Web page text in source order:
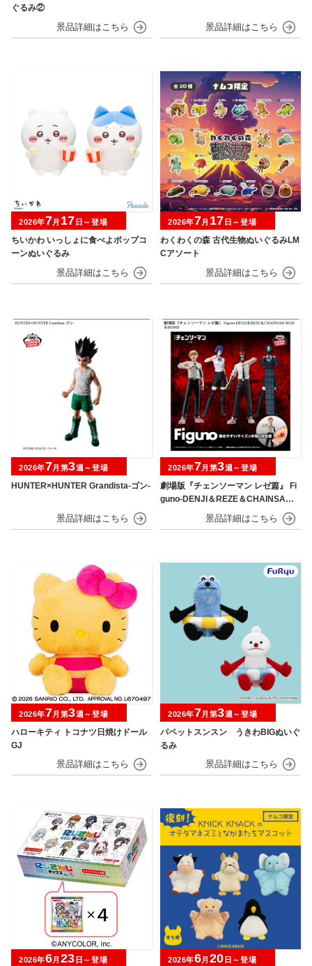
ぐるみ②
ちいかわ いっしょに食べよポップコ
ーンぬいぐるみ
2026年7月 17 日～登場
わくわくの森 古代生物ぬいぐるみLM
Cアソート
2026年7月 17 日～登場
HUNTER×HUNTER Grandista-ゴン-
2026年7月第3週～登場
劇場版『チェンソーマン レゼ篇』 Fi
guno-DENJI＆REZE＆CHAINSAW
MAN＆BOMB-
2026年7月第3週～登場
ハローキティ トコナツ日焼けドール
GJ
2026年7月第3週～登場
パペットスンスン うきわBIGぬいぐ
るみ
2026年7月第3週～登場
2026年6月 23 日～登場 2026年6月 20 日～登場